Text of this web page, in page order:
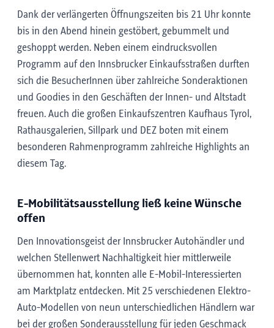
Dank der verlängerten Öffnungszeiten bis 21 Uhr konnte
bis in den Abend hinein gestöbert, gebummelt und
geshoppt werden. Neben einem eindrucksvollen
Programm auf den Innsbrucker Einkaufsstraßen durften
sich die BesucherInnen über zahlreiche Sonderaktionen
und Goodies in den Geschäften der Innen- und Altstadt
freuen. Auch die großen Einkaufszentren Kaufhaus Tyrol,
Rathausgalerien, Sillpark und DEZ boten mit einem
besonderen Rahmenprogramm zahlreiche Highlights an
diesem Tag.
E-Mobilitätsausstellung ließ keine Wünsche
offen
Den Innovationsgeist der Innsbrucker Autohändler und
welchen Stellenwert Nachhaltigkeit hier mittlerweile
übernommen hat, konnten alle E-Mobil-Interessierten
am Marktplatz entdecken. Mit 25 verschiedenen Elektro-
Auto-Modellen von neun unterschiedlichen Händlern war
bei der großen Sonderausstellung für jeden Geschmack